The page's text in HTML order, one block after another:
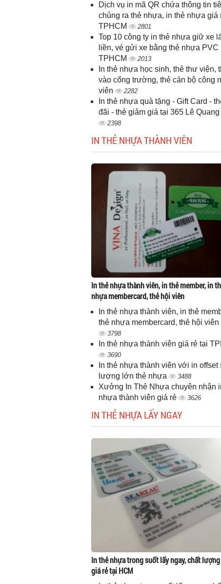
Dịch vụ in mã QR chứa thông tin
chủng ra thẻ nhựa, in thẻ nhựa giá
TPHCM
2801
Top 10 công ty in thẻ nhựa giữ xe
liền, vé gửi xe bằng thẻ nhựa PVC
TPHCM
2013
In thẻ nhựa học sinh, thẻ thư viện,
vào cổng trường, thẻ cán bộ công
viên
2282
In thẻ nhựa quà tặng - Gift Card -
đãi - thẻ giảm giá tại 365 Lê
2398
IN THẺ NHỰA THÀNH VIÊN
In thẻ nhựa thành viên, in thẻ member, in
nhựa membercard, thẻ hội viên
In thẻ nhựa thành viên, in thẻ
thẻ nhựa membercard, thẻ hội viên
3798
In thẻ nhựa thành viên giá rẻ tại
3690
In thẻ nhựa thành viên với in offset
lượng lớn thẻ nhựa
3488
Xưởng In Thẻ Nhựa chuyên nhận
nhựa thành viên giá rẻ
3626
IN THẺ NHỰA LẤY NGAY
In thẻ nhựa trong suốt lấy ngay, chất
giá rẻ tại HCM